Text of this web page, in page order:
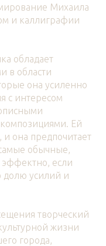
Михаила
и каллиграфии
обладает
в области
она усиленно
с интересом
Ей
и она предпочитает
обычные,
если
долю усилий и
творческий
жизни
города,